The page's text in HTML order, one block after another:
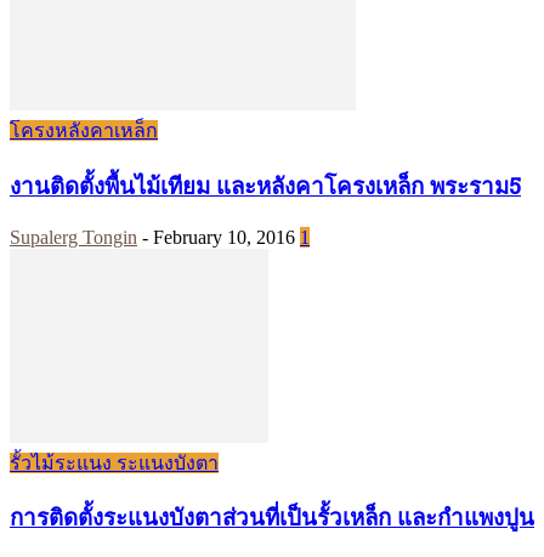
โครงหลังคาเหล็ก
งานติดตั้งพื้นไม้เทียม และหลังคาโครงเหล็ก พระราม5
Supalerg Tongin - February 10, 2016 1
รั้วไม้ระแนง ระแนงบังตา
การติดตั้งระแนงบังตาส่วนที่เป็นรั้วเหล็ก และกำแพงปูน